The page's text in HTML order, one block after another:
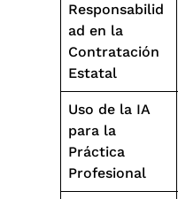
Responsabilid
ad en la
Contratación
Estatal
Uso de la IA
para la
Práctica
Profesional